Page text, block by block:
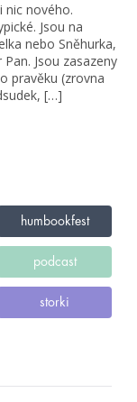
nic nového.
Jsou na
nebo Sněhurka,
Jsou zasazeny
pravěku (zrovna
[…]
humbookfest
podcast
storki